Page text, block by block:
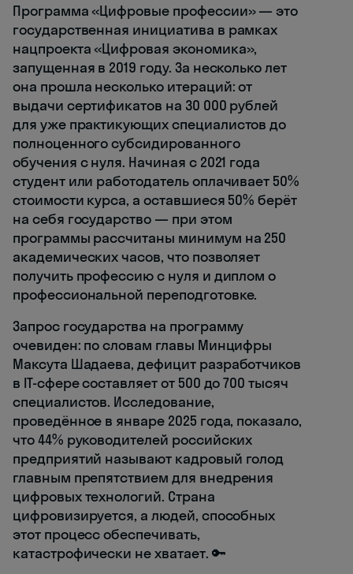
Программа «Цифровые профессии» — это
государственная инициатива в рамках
нацпроекта «Цифровая экономика»,
запущенная в 2019 году. За несколько лет
она прошла несколько итераций: от
выдачи сертификатов на 30 000 рублей
для уже практикующих специалистов до
полноценного субсидированного
обучения с нуля. Начиная с 2021 года
студент или работодатель оплачивает 50%
стоимости курса, а оставшиеся 50% берёт
на себя государство — при этом
программы рассчитаны минимум на 250
академических часов, что позволяет
получить профессию с нуля и диплом о
профессиональной переподготовке.
Запрос государства на программу
очевиден: по словам главы Минцифры
Максута Шадаева, дефицит разработчиков
в IT-сфере составляет от 500 до 700 тысяч
специалистов. Исследование,
проведённое в январе 2025 года, показало,
что 44% руководителей российских
предприятий называют кадровый голод
главным препятствием для внедрения
цифровых технологий. Страна
цифровизируется, а людей, способных
этот процесс обеспечивать,
катастрофически не хватает. 🔑